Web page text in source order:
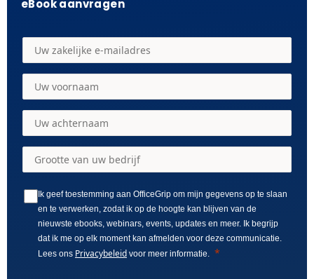
eBook aanvragen
Ik geef toestemming aan OfficeGrip om mijn gegevens op te slaan
en te verwerken, zodat ik op de hoogte kan blijven van de
nieuwste ebooks, webinars, events, updates en meer. Ik begrijp
dat ik me op elk moment kan afmelden voor deze communicatie.
Lees ons Privacybeleid voor meer informatie.